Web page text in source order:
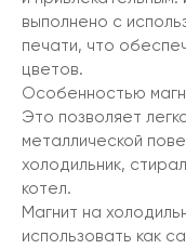
выполнено с
печати, что
цветов.
Особенностью
Это позволяет
металлической
холодильник,
котел.
Магнит на
использовать как